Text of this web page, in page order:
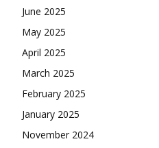
June 2025
May 2025
April 2025
March 2025
February 2025
January 2025
November 2024